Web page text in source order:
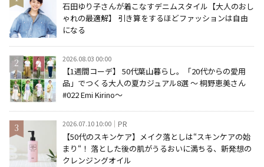
石田ゆり子さんが着こなすデニムスタイル【大人のおし
ゃれの最適解】 引き算をするほどファッションは自由
になる
2026.08.03 00:00
【1週間コーデ】 50代葉山暮らし。「20代からの愛用
品」でつくる大人の夏カジュアル8選 ～ 桐野恵美さん
#022 Emi Kirino～
2026.07.10 10:00 PR
【50代のスキンケア】メイク落としは“スキンケアの始
まり“！ 落とした後の肌がうるおいに満ちる、新発想の
クレンジングオイル